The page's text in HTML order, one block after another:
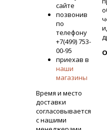
сайте
позвонив
по
телефону
+7(499) 753-
00-95
приехав в
наши
магазины
Время и место
доставки
согласовывается
с нашими